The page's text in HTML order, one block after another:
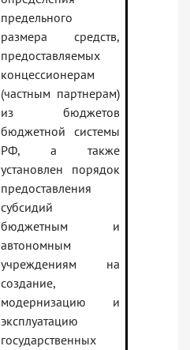
предельного
размера средств,
предоставляемых
концессионерам
(частным партнерам)
из бюджетов
бюджетной системы
РФ, а также
установлен порядок
предоставления
субсидий
бюджетным и
автономным
учреждениям на
создание,
модернизацию и
эксплуатацию
государственных